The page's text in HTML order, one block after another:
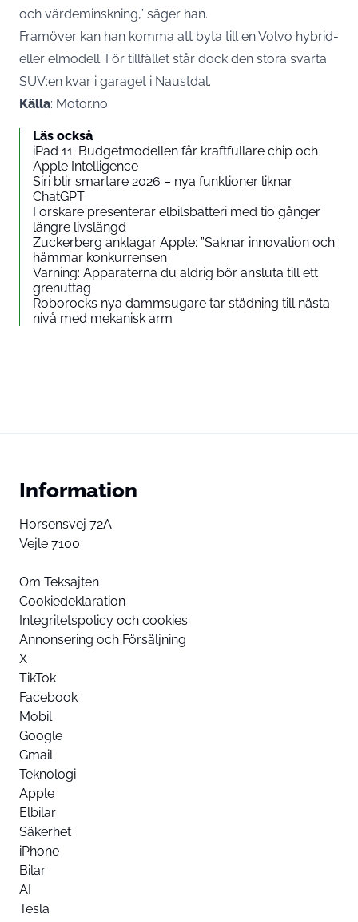
och värdeminskning,” säger han.
Framöver kan han komma att byta till en Volvo hybrid-
eller elmodell. För tillfället står dock den stora svarta
SUV:en kvar i garaget i Naustdal.
Källa: Motor.no
Läs också
iPad 11: Budgetmodellen får kraftfullare chip och
Apple Intelligence
Siri blir smartare 2026 – nya funktioner liknar
ChatGPT
Forskare presenterar elbilsbatteri med tio gånger
längre livslängd
Zuckerberg anklagar Apple: ”Saknar innovation och
hämmar konkurrensen
Varning: Apparaterna du aldrig bör ansluta till ett
grenuttag
Roborocks nya dammsugare tar städning till nästa
nivå med mekanisk arm
Information
Horsensvej 72A
Vejle 7100
Om Teksajten
Cookiedeklaration
Integritetspolicy och cookies
Annonsering och Försäljning
X
TikTok
Facebook
Mobil
Google
Gmail
Teknologi
Apple
Elbilar
Säkerhet
iPhone
Bilar
AI
Tesla